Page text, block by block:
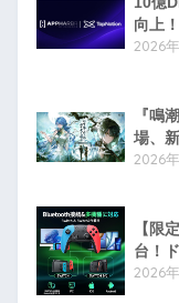
向上
2026
『鳴
場、
2026
【限
台！
2026